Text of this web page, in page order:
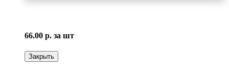
66.00 р. за шт
Закрыть